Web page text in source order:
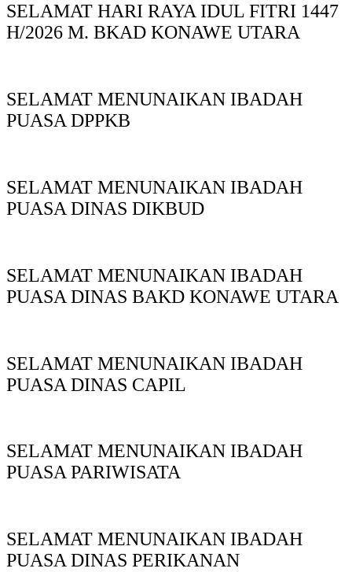
SELAMAT HARI RAYA IDUL FITRI 1447
H/2026 M. BKAD KONAWE UTARA
SELAMAT MENUNAIKAN IBADAH
PUASA DPPKB
SELAMAT MENUNAIKAN IBADAH
PUASA DINAS DIKBUD
SELAMAT MENUNAIKAN IBADAH
PUASA DINAS BAKD KONAWE UTARA
SELAMAT MENUNAIKAN IBADAH
PUASA DINAS CAPIL
SELAMAT MENUNAIKAN IBADAH
PUASA PARIWISATA
SELAMAT MENUNAIKAN IBADAH
PUASA DINAS PERIKANAN